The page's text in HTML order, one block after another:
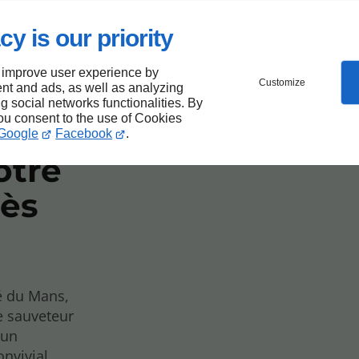
is our priority
user experience by
and ads, as well as analyzing
social networks functionalities. By
consent to the use of Cookies
Facebook .
Customize
la
du Mans,
sauveteur